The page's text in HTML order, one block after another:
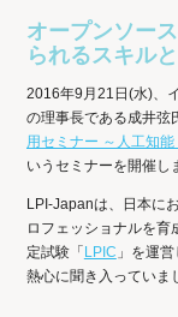
オープンソー
られるスキル
2016年9月21日(水)、
の理事長である成井弦
用セミナー ～人工知
いうセミナーを開催し
LPI-Japanは、日本に
ロフェッショナルを
定試験「 LPIC 」を運
熱心に聞き入っていま